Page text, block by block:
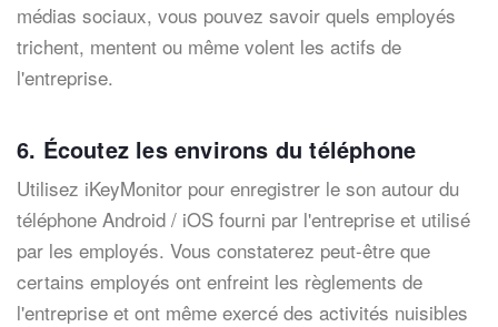
médias sociaux, vous pouvez savoir quels employés
trichent, mentent ou même volent les actifs de
l'entreprise.
6. Écoutez les environs du téléphone
Utilisez iKeyMonitor pour enregistrer le son autour du
téléphone Android / iOS fourni par l'entreprise et utilisé
par les employés. Vous constaterez peut-être que
certains employés ont enfreint les règlements de
l'entreprise et ont même exercé des activités nuisibles